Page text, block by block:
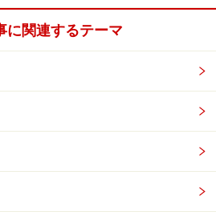
と本郷奏多、ドラマ版『嫌われ松
の少年時代と大人になってからを
らストーカーに
金曜21時枠は『黒革の手帖』
演じてきた米倉涼子主演で、同
るいやつら』。
画で片岡孝夫（現 仁左衛門）・
に関連するテーマ